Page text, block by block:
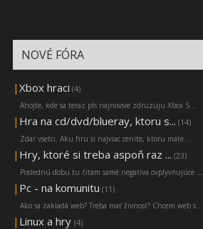
NOVÉ FÓRA
| Xbox hraci (4)
Ahojte, kde sa teraz pls najnovsie zdruzuju Xbox S...
| Hra na cd/dvd/blueray, ktoru s... (14)
Zdar vsetci. Aku hru si najviac cenite, ktoru mate...
| Hry, ktoré si treba aspoň raz ... (23)
Poslednú dobu tu čítam samé negatíva ovplyvňujúce ...
| Pc - na komunitu (11)
Ako sa zakladá web? Treba mať živnosť? Chcem web s...
| Linux a hry (4)